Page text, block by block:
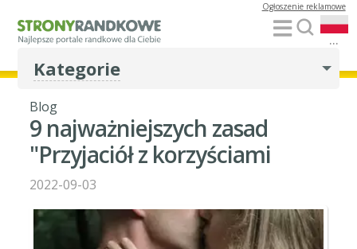
...
Ogłoszenie reklamowe
Kategorie
Blog
9 najważniejszych zasad
"Przyjaciół z korzyściami
2022-09-03